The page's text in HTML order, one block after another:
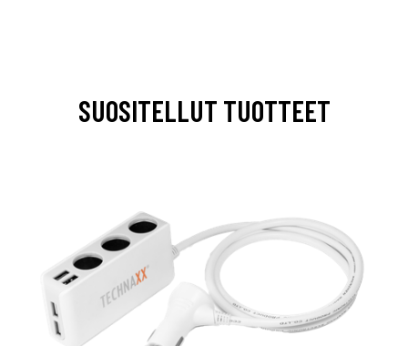
SUOSITELLUT TUOTTEET